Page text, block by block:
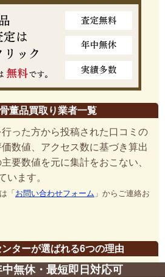
董品買取り業者一覧
った方から投稿された口コミの
数値、アクセス数に基づき算出
要数値を元に集計をおこない、
います。
「 お問い合わせフォーム 」からご連絡お
ターが選ばれる6つの理由
中無休・最短即日対応可